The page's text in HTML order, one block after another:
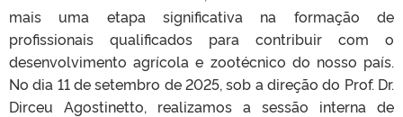
mais uma etapa significativa na formação de
profissionais qualificados para contribuir com o
desenvolvimento agrícola e zootécnico do nosso país.
No dia 11 de setembro de 2025, sob a direção do Prof. Dr.
Dirceu Agostinetto, realizamos a sessão interna de